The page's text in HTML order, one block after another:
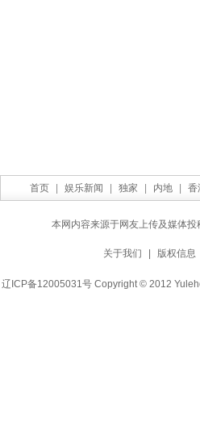
首页 娱乐新闻 独家 内地 香
本网内容来源于网友上传及媒体
关于我们 版权信息
辽ICP备12005031号 Copyright © 2012